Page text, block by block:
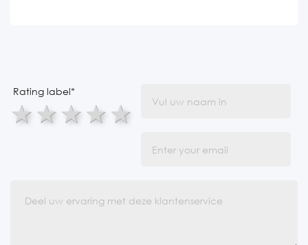
Rating label*
5 stars
4 stars
3 stars
2 stars
1 star